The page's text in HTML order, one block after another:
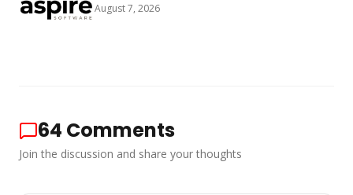
August 7, 2026
64 Comments
Join the discussion and share your thoughts